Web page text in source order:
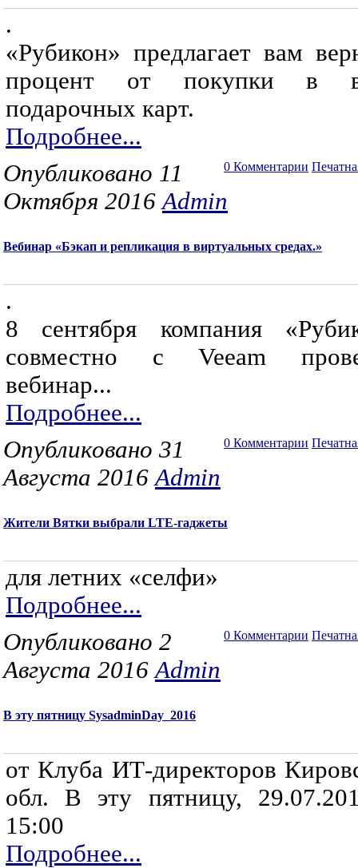
.
«Рубикон» предлагает вам
процент от покупки в
подарочных карт.
Подробнее...
0 Комментарии
Опубликовано 11
Октября 2016Admin
Вебинар «Бэкап и репликация в виртуальных средах.»
.
8 сентября компания
совместно с Veeam
вебинар...
Подробнее...
0 Комментарии
Опубликовано 31
Августа 2016Admin
Жители Вятки выбрали LTE-гаджеты
для летних «селфи»
Подробнее...
0 Комментарии
Опубликовано 2
Августа 2016Admin
В эту пятницу SysadminDay_2016
от Клуба ИТ-директоров
обл. В эту пятницу,
15:00
Подробнее...